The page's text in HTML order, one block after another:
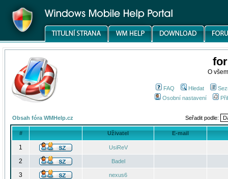
O
FAQ Hledat
Osobní nastavení
Obsah fóra WMHelp.cz Seřadit podle:
# Uživatel E-mail
1 UsiReV
2 Badel
3 nexus6